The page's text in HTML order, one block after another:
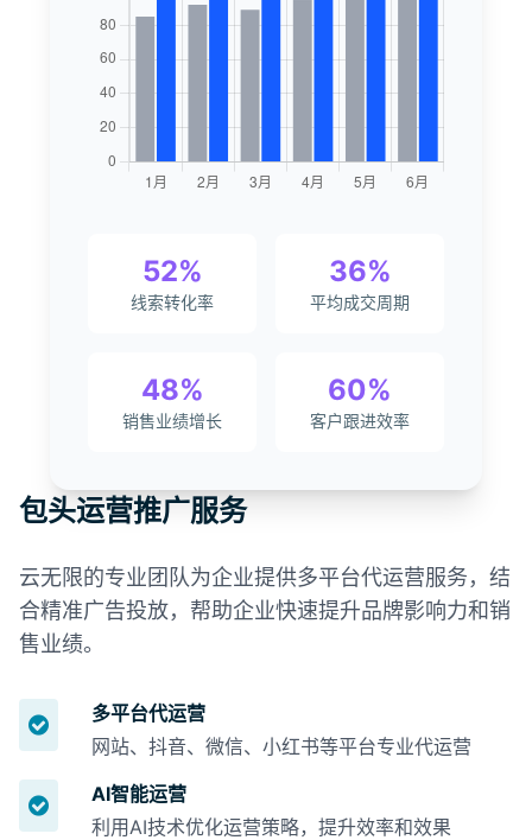
52%
线索转化率
36%
平均成交周期
48%
销售业绩增长
60%
客户跟进效率
包头运营推广服务
云无限的专业团队为企业提供多平台代运营服务，结
合精准广告投放，帮助企业快速提升品牌影响力和销
售业绩。
多平台代运营
网站、抖音、微信、小红书等平台专业代运营
AI智能运营
利用AI技术优化运营策略，提升效率和效果